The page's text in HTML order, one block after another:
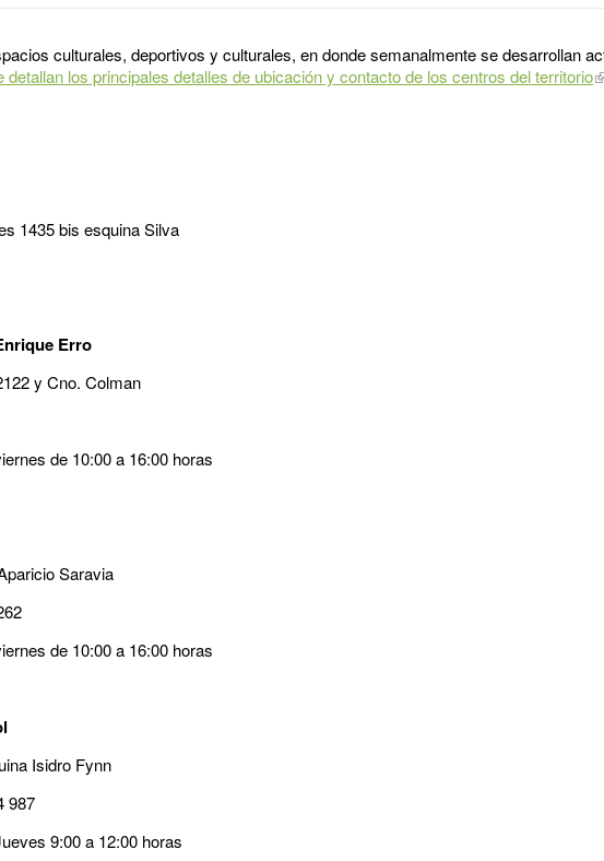
culturales, deportivos y culturales, en donde semanalmente se desarrollan
detallan los principales detalles de ubicación y contacto de los centros del territorio
1435 bis esquina Silva
Erro
y Cno. Colman
de 10:00 a 16:00 horas
Saravia
de 10:00 a 16:00 horas
Isidro Fynn
987
9:00 a 12:00 horas